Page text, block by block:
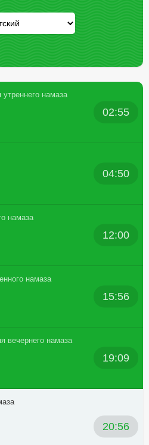
утреннего намаза
02:55
04:50
намаза
12:00
намаза
15:56
вечернего намаза
19:09
20:56